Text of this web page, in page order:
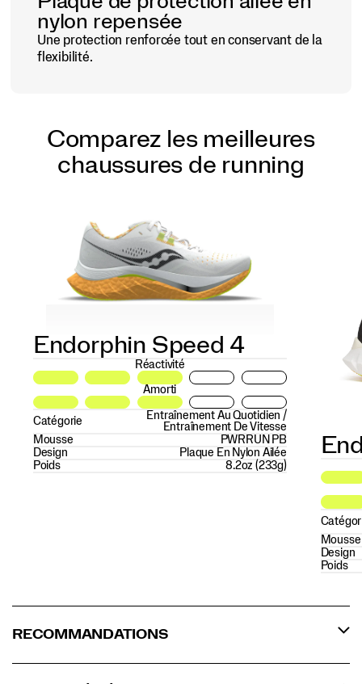
nylon repensée
Une protection renforcée tout en conservant de la
flexibilité.
Comparez les meilleures
chaussures de running
Endorphin Speed 4
Réactivité
Amorti
Catégorie
Entraînement Au Quotidien /
Entraînement De Vitesse
Mousse
PWRRUN PB
Design
Plaque En Nylon Ailée
Poids
8.2oz (233g)
Mousse
Design
Poids
RECOMMANDATIONS